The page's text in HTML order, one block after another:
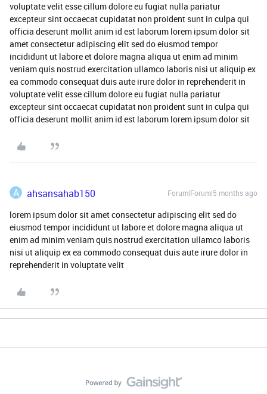
voluptate velit esse cillum dolore eu fugiat nulla pariatur
excepteur sint occaecat cupidatat non proident sunt in culpa qui
officia deserunt mollit anim id est laborum lorem ipsum dolor sit
amet consectetur adipiscing elit sed do eiusmod tempor
incididunt ut labore et dolore magna aliqua ut enim ad minim
veniam quis nostrud exercitation ullamco laboris nisi ut aliquip ex
ea commodo consequat duis aute irure dolor in reprehenderit in
voluptate velit esse cillum dolore eu fugiat nulla pariatur
excepteur sint occaecat cupidatat non proident sunt in culpa qui
officia deserunt mollit anim id est laborum lorem ipsum dolor sit
A ahsansahab150 Forum|Forum|5 months ago
lorem ipsum dolor sit amet consectetur adipiscing elit sed do
eiusmod tempor incididunt ut labore et dolore magna aliqua ut
enim ad minim veniam quis nostrud exercitation ullamco laboris
nisi ut aliquip ex ea commodo consequat duis aute irure dolor in
reprehenderit in voluptate velit